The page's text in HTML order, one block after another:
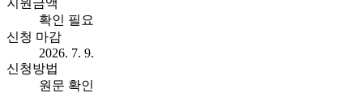
확인 필요
신청 마감
2026. 7. 9.
신청방법
원문 확인